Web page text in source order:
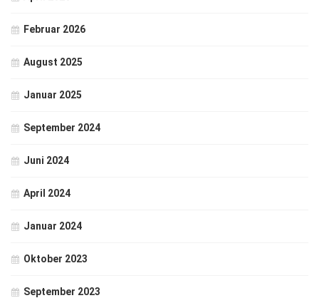
Februar 2026
August 2025
Januar 2025
September 2024
Juni 2024
April 2024
Januar 2024
Oktober 2023
September 2023